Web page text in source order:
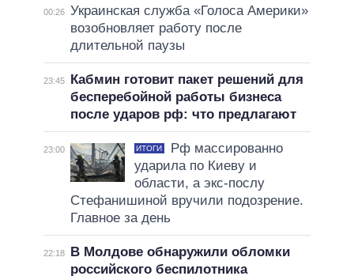
00:26 Украинская служба «Голоса Америки»
возобновляет работу после
длительной паузы
23:45
Кабмин готовит пакет решений для
бесперебойной работы бизнеса
после ударов рф: что предлагают
23:00 ИТОГИ
Рф массированно
ударила по Киеву и
области, а экс-послу
Стефанишиной вручили подозрение.
Главное за день
22:18
В Молдове обнаружили обломки
российского беспилотника